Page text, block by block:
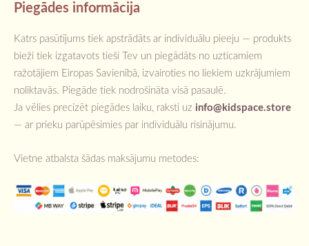
Piegādes informācija
Katrs pasūtījums tiek apstrādāts ar individuālu pieeju — produkts
bieži tiek izgatavots tieši Tev un piegādāts no uzticamiem
ražotājiem Eiropas Savienībā, izvairoties no liekiem uzkrājumiem
noliktavās. Piegāde tiek nodrošināta visā pasaulē.
Ja vēlies precizēt piegādes laiku, raksti uz info@kidspace.store
— ar prieku parūpēsimies par individuālu risinājumu.
Vietne atbalsta šādas maksājumu metodes: